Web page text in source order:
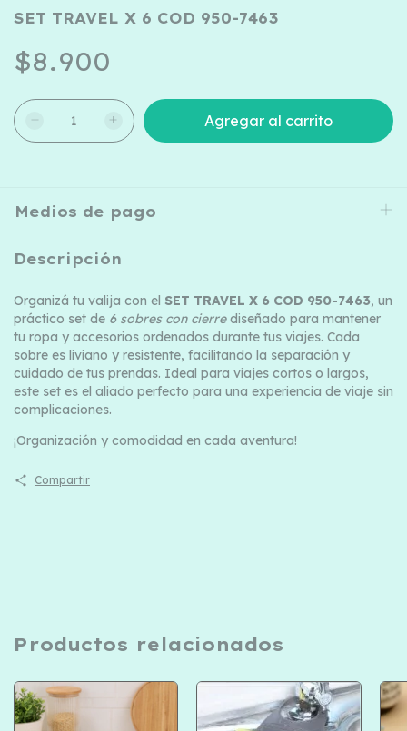
SET TRAVEL X 6 COD 950-7463
$8.900
Medios de pago
Descripción
Organizá tu valija con el SET TRAVEL X 6 COD 950-7463, un
práctico set de 6 sobres con cierrediseñado para mantener
tu ropa y accesorios ordenados durante tus viajes. Cada
sobre es liviano y resistente, facilitando la separación y
cuidado de tus prendas. Ideal para viajes cortos o largos,
este set es el aliado perfecto para una experiencia de viaje sin
complicaciones.
¡Organización y comodidad en cada aventura!
Compartir
Productos relacionados